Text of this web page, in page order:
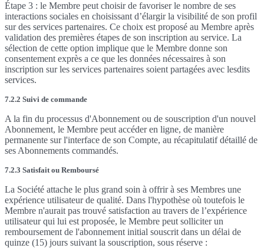
Étape 3 : le Membre peut choisir de favoriser le nombre de ses
interactions sociales en choisissant d’élargir la visibilité de son profil
sur des services partenaires. Ce choix est proposé au Membre après
validation des premières étapes de son inscription au service. La
sélection de cette option implique que le Membre donne son
consentement exprès a ce que les données nécessaires à son
inscription sur les services partenaires soient partagées avec lesdits
services.
7.2.2 Suivi de commande
A la fin du processus d'Abonnement ou de souscription d'un nouvel
Abonnement, le Membre peut accéder en ligne, de manière
permanente sur l'interface de son Compte, au récapitulatif détaillé de
ses Abonnements commandés.
7.2.3 Satisfait ou Remboursé
La Société attache le plus grand soin à offrir à ses Membres une
expérience utilisateur de qualité. Dans l'hypothèse où toutefois le
Membre n'aurait pas trouvé satisfaction au travers de l’expérience
utilisateur qui lui est proposée, le Membre peut solliciter un
remboursement de l'abonnement initial souscrit dans un délai de
quinze (15) jours suivant la souscription, sous réserve :